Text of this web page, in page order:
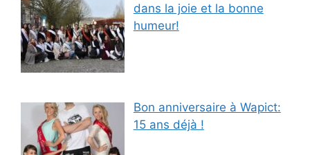
dans la joie et la bonne
humeur!
Bon anniversaire à Wapict:
15 ans déjà !